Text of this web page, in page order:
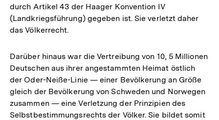
durch Artikel 43 der Haager Konvention IV
(Landkriegsführung) gegeben ist. Sie verletzt daher
das Völkerrecht.
Darüber hinaus war die Vertreibung von 10, 5 Millionen
Deutschen aus ihrer angestammten Heimat östlich
der Oder-Neiße-Linie — einer Bevölkerung an Größe
gleich der Bevölkerung von Schweden und Norwegen
zusammen — eine Verletzung der Prinzipien des
Selbstbestimmungsrechts der Völker. Sie bildet somit